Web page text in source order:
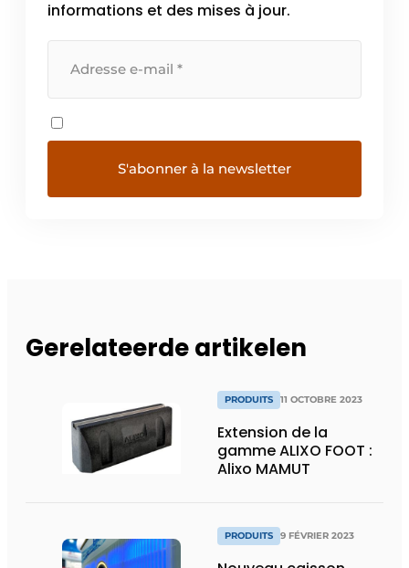
informations et des mises à jour.
Gerelateerde artikelen
PRODUITS 11 OCTOBRE 2023
Extension de la
gamme ALIXO FOOT :
Alixo MAMUT
PRODUITS 9 FÉVRIER 2023